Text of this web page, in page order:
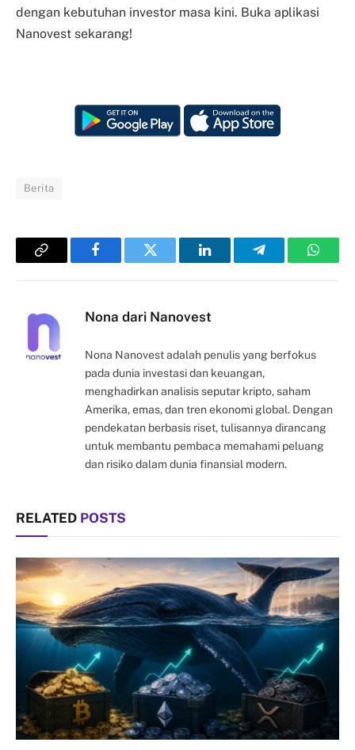
dengan kebutuhan investor masa kini. Buka aplikasi
Nanovest sekarang!
Berita
Copy
FacebookTwitter LinkedInTelegram
Nona dari Nanovest
Nona Nanovest adalah penulis yang berfokus
pada dunia investasi dan keuangan,
menghadirkan analisis seputar kripto, saham
Amerika, emas, dan tren ekonomi global. Dengan
pendekatan berbasis riset, tulisannya dirancang
untuk membantu pembaca memahami peluang
dan risiko dalam dunia finansial modern.
RELATED POSTS